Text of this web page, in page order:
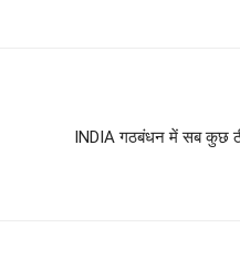
INDIA गठबंधन में सब कुछ